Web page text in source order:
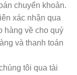
chuyển khoản.
xác nhận qua
hàng về cho quý
và thanh toán
tôi qua tài